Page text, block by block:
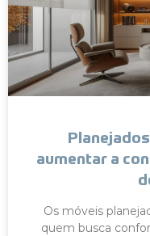
aumentar a
Os móveis
quem busca